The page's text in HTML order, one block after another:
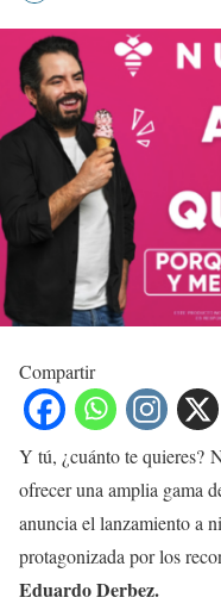
Compartir
Y tú, ¿cuánto te quieres?
ofrecer una amplia gama
anuncia el lanzamiento a
protagonizada por los
Eduardo Derbez.